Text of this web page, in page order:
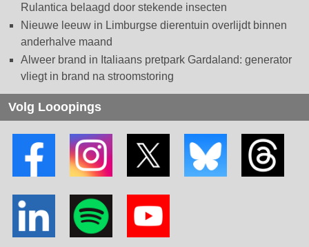
Rulantica belaagd door stekende insecten
Nieuwe leeuw in Limburgse dierentuin overlijdt binnen
anderhalve maand
Alweer brand in Italiaans pretpark Gardaland: generator
vliegt in brand na stroomstoring
Volg Looopings